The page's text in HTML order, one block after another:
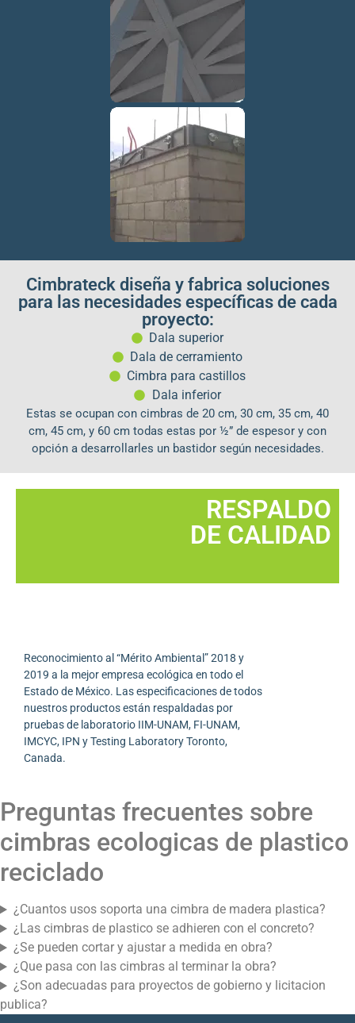
Cimbrateck diseña y fabrica soluciones
para las necesidades específicas de cada
proyecto:
Dala superior
Dala de cerramiento
Cimbra para castillos
Dala inferior
Estas se ocupan con cimbras de 20 cm, 30 cm, 35 cm, 40
cm, 45 cm, y 60 cm todas estas por ½” de espesor y con
opción a desarrollarles un bastidor según necesidades.
RESPALDO
DE CALIDAD
Reconocimiento al “Mérito Ambiental” 2018 y
2019 a la mejor empresa ecológica en todo el
Estado de México. Las especificaciones de todos
nuestros productos están respaldadas por
pruebas de laboratorio IIM-UNAM, FI-UNAM,
IMCYC, IPN y Testing Laboratory Toronto,
Canada.
Preguntas frecuentes sobre
cimbras ecologicas de plastico
reciclado
¿Cuantos usos soporta una cimbra de madera plastica?
¿Las cimbras de plastico se adhieren con el concreto?
¿Se pueden cortar y ajustar a medida en obra?
¿Que pasa con las cimbras al terminar la obra?
¿Son adecuadas para proyectos de gobierno y licitacion
publica?